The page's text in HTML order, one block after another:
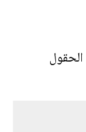
الحقول